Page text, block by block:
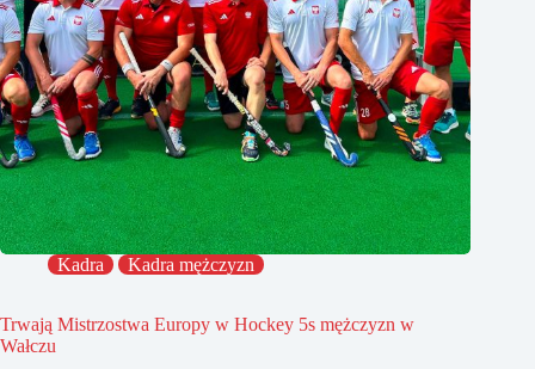
Kadra Kadra mężczyzn
Trwają Mistrzostwa Europy w Hockey 5s mężczyzn w
Wałczu